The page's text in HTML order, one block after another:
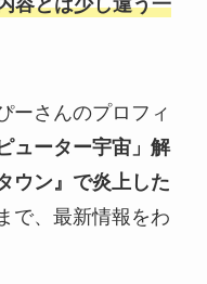
容とは少し違う一
ーさんのプロフィ
ューター宇宙」解
ウン』で炎上した
で、最新情報をわ